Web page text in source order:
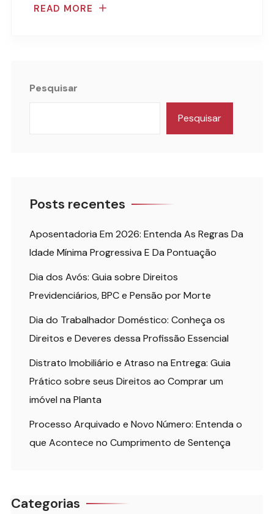
READ MORE
Pesquisar
Pesquisar
Posts recentes
Aposentadoria Em 2026: Entenda As Regras Da
Idade Mínima Progressiva E Da Pontuação
Dia dos Avós: Guia sobre Direitos
Previdenciários, BPC e Pensão por Morte
Dia do Trabalhador Doméstico: Conheça os
Direitos e Deveres dessa Profissão Essencial
Distrato Imobiliário e Atraso na Entrega: Guia
Prático sobre seus Direitos ao Comprar um
imóvel na Planta
Processo Arquivado e Novo Número: Entenda o
que Acontece no Cumprimento de Sentença
Categorias